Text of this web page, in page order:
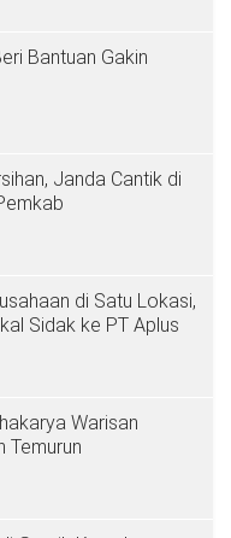
Bantuan Gakin
Janda Cantik di
di Satu Lokasi,
Sidak ke PT Aplus
Warisan
Temurun